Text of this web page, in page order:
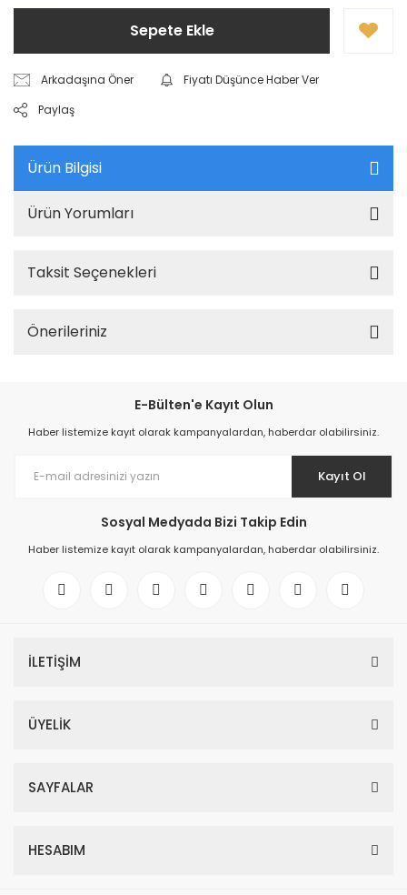
Sepete Ekle
Arkadaşına Öner
Fiyatı Düşünce Haber Ver
Paylaş
Ürün Bilgisi
Ürün Yorumları
Taksit Seçenekleri
Önerileriniz
E-Bülten'e Kayıt Olun
Haber listemize kayıt olarak kampanyalardan, haberdar olabilirsiniz.
Kayıt Ol
Sosyal Medyada Bizi Takip Edin
Haber listemize kayıt olarak kampanyalardan, haberdar olabilirsiniz.
İLETİŞİM
ÜYELİK
SAYFALAR
HESABIM